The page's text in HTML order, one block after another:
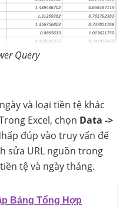
Query
và loại tiền tệ khác
Excel, chọn Data ->
đúp vào truy vấn để
sửa URL nguồn trong
tệ và ngày tháng.
Bảng Tổng Hợp